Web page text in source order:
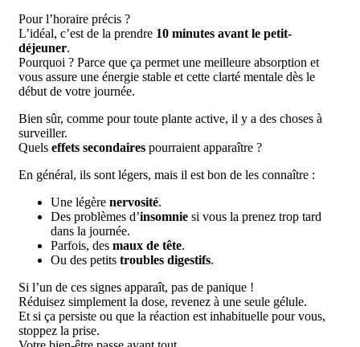
Pour l’horaire précis ?
L’idéal, c’est de la prendre 10 minutes avant le petit-
déjeuner.
Pourquoi ? Parce que ça permet une meilleure absorption et
vous assure une énergie stable et cette clarté mentale dès le
début de votre journée.
Bien sûr, comme pour toute plante active, il y a des choses à
surveiller.
Quels effets secondaires pourraient apparaître ?
En général, ils sont légers, mais il est bon de les connaître :
Une légère nervosité.
Des problèmes d’insomnie si vous la prenez trop tard
dans la journée.
Parfois, des maux de tête.
Ou des petits troubles digestifs.
Si l’un de ces signes apparaît, pas de panique !
Réduisez simplement la dose, revenez à une seule gélule.
Et si ça persiste ou que la réaction est inhabituelle pour vous,
stoppez la prise.